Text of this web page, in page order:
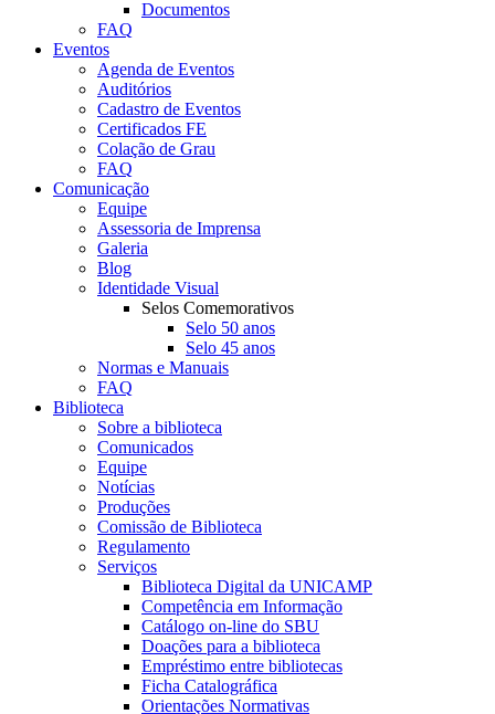
Documentos
FAQ
Eventos
Agenda de Eventos
Auditórios
Cadastro de Eventos
Certificados FE
Colação de Grau
FAQ
Comunicação
Equipe
Assessoria de Imprensa
Galeria
Blog
Identidade Visual
Selos Comemorativos
Selo 50 anos
Selo 45 anos
Normas e Manuais
FAQ
Biblioteca
Sobre a biblioteca
Comunicados
Equipe
Notícias
Produções
Comissão de Biblioteca
Regulamento
Serviços
Biblioteca Digital da UNICAMP
Competência em Informação
Catálogo on-line do SBU
Doações para a biblioteca
Empréstimo entre bibliotecas
Ficha Catalográfica
Orientações Normativas